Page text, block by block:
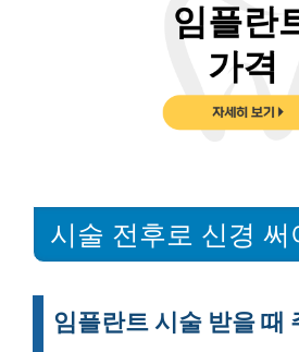
시술 전후로 신경 써
임플란트 시술 받을 때